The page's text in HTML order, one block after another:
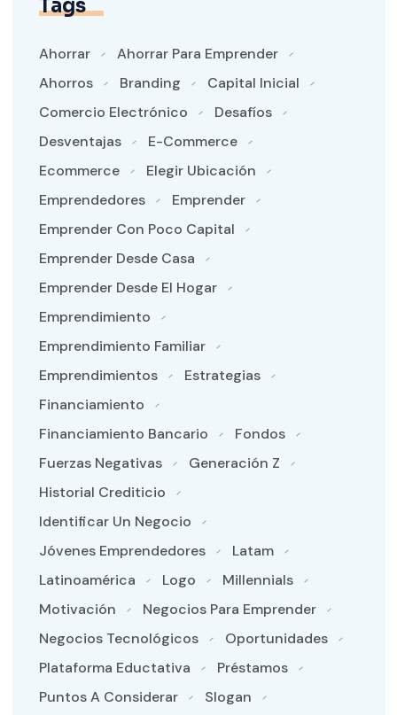
Tags
Ahorrar
Ahorrar Para Emprender
Ahorros
Branding
Capital Inicial
Comercio Electrónico
Desafíos
Desventajas
E-Commerce
Ecommerce
Elegir Ubicación
Emprendedores
Emprender
Emprender Con Poco Capital
Emprender Desde Casa
Emprender Desde El Hogar
Emprendimiento
Emprendimiento Familiar
Emprendimientos
Estrategias
Financiamiento
Financiamiento Bancario
Fondos
Fuerzas Negativas
Generación Z
Historial Crediticio
Identificar Un Negocio
Jóvenes Emprendedores
Latam
Latinoamérica
Logo
Millennials
Motivación
Negocios Para Emprender
Negocios Tecnológicos
Oportunidades
Plataforma Eductativa
Préstamos
Puntos A Considerar
Slogan